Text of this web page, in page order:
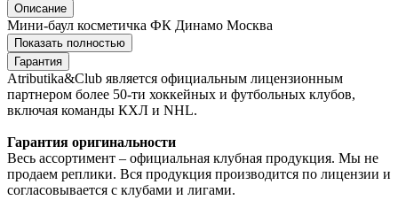
Описание
Мини-баул косметичка ФК Динамо Москва
Показать полностью
Гарантия
Atributika&Club является официальным лицензионным
партнером более 50-ти хоккейных и футбольных клубов,
включая команды КХЛ и NHL.
Гарантия оригинальности
Весь ассортимент – официальная клубная продукция. Мы не
продаем реплики. Вся продукция производится по лицензии и
согласовывается с клубами и лигами.